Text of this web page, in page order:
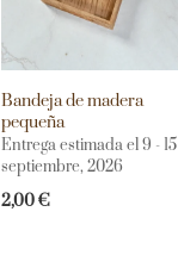
Bandeja de madera
pequeña
Entrega estimada el 9 - 15
septiembre, 2026
2,00€